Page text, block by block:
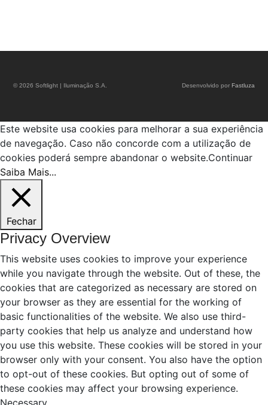
© 2026 Softlight | Iluminação S.A. Desenvolvido por Fastluza
Este website usa cookies para melhorar a sua experiência
de navegação. Caso não concorde com a utilização de
cookies poderá sempre abandonar o website.Continuar
Saiba Mais...
Fechar
Privacy Overview
This website uses cookies to improve your experience
while you navigate through the website. Out of these, the
cookies that are categorized as necessary are stored on
your browser as they are essential for the working of
basic functionalities of the website. We also use third-
party cookies that help us analyze and understand how
you use this website. These cookies will be stored in your
browser only with your consent. You also have the option
to opt-out of these cookies. But opting out of some of
these cookies may affect your browsing experience.
Necessary